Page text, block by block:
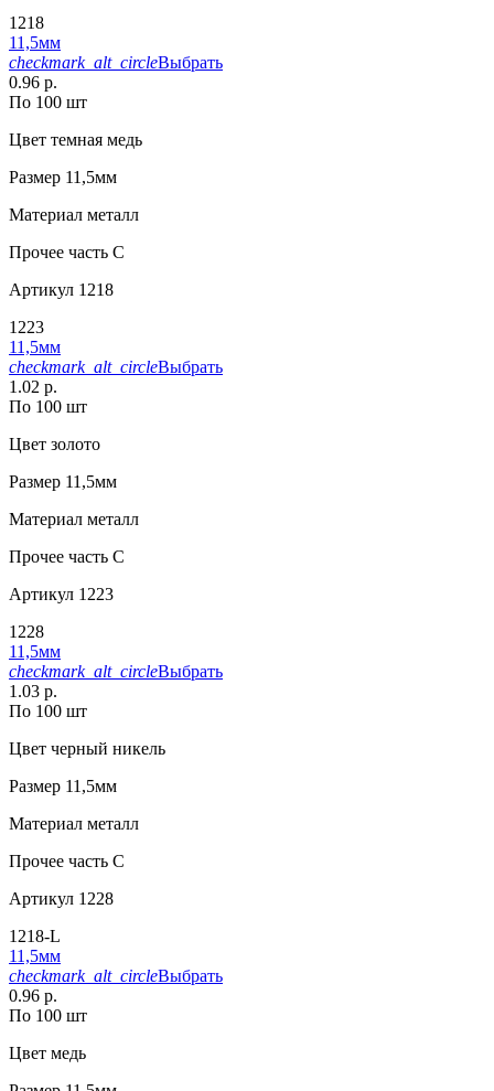
1218
11,5мм
checkmark_alt_circleВыбрать
0.96 р.
По 100 шт
Цвет темная медь
Размер 11,5мм
Материал металл
Прочее часть С
Артикул 1218
1223
11,5мм
checkmark_alt_circleВыбрать
1.02 р.
По 100 шт
Цвет золото
Размер 11,5мм
Материал металл
Прочее часть С
Артикул 1223
1228
11,5мм
checkmark_alt_circleВыбрать
1.03 р.
По 100 шт
Цвет черный никель
Размер 11,5мм
Материал металл
Прочее часть С
Артикул 1228
1218-L
11,5мм
checkmark_alt_circleВыбрать
0.96 р.
По 100 шт
Цвет медь